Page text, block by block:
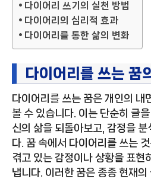
다이어리 쓰기의 실천 방법
다이어리의 심리적 효과
다이어리를 통한 삶의 변화
다이어리를 쓰는 꿈
다이어리를 쓰는 꿈은 개인의 내
볼 수 있습니다. 이는 단순히 글
신의 삶을 되돌아보고, 감정을 분
다. 꿈 속에서 다이어리를 쓰는
겪고 있는 감정이나 상황을 표현
냅니다. 이러한 꿈은 종종 현재